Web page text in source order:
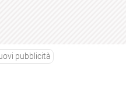
pubblicità